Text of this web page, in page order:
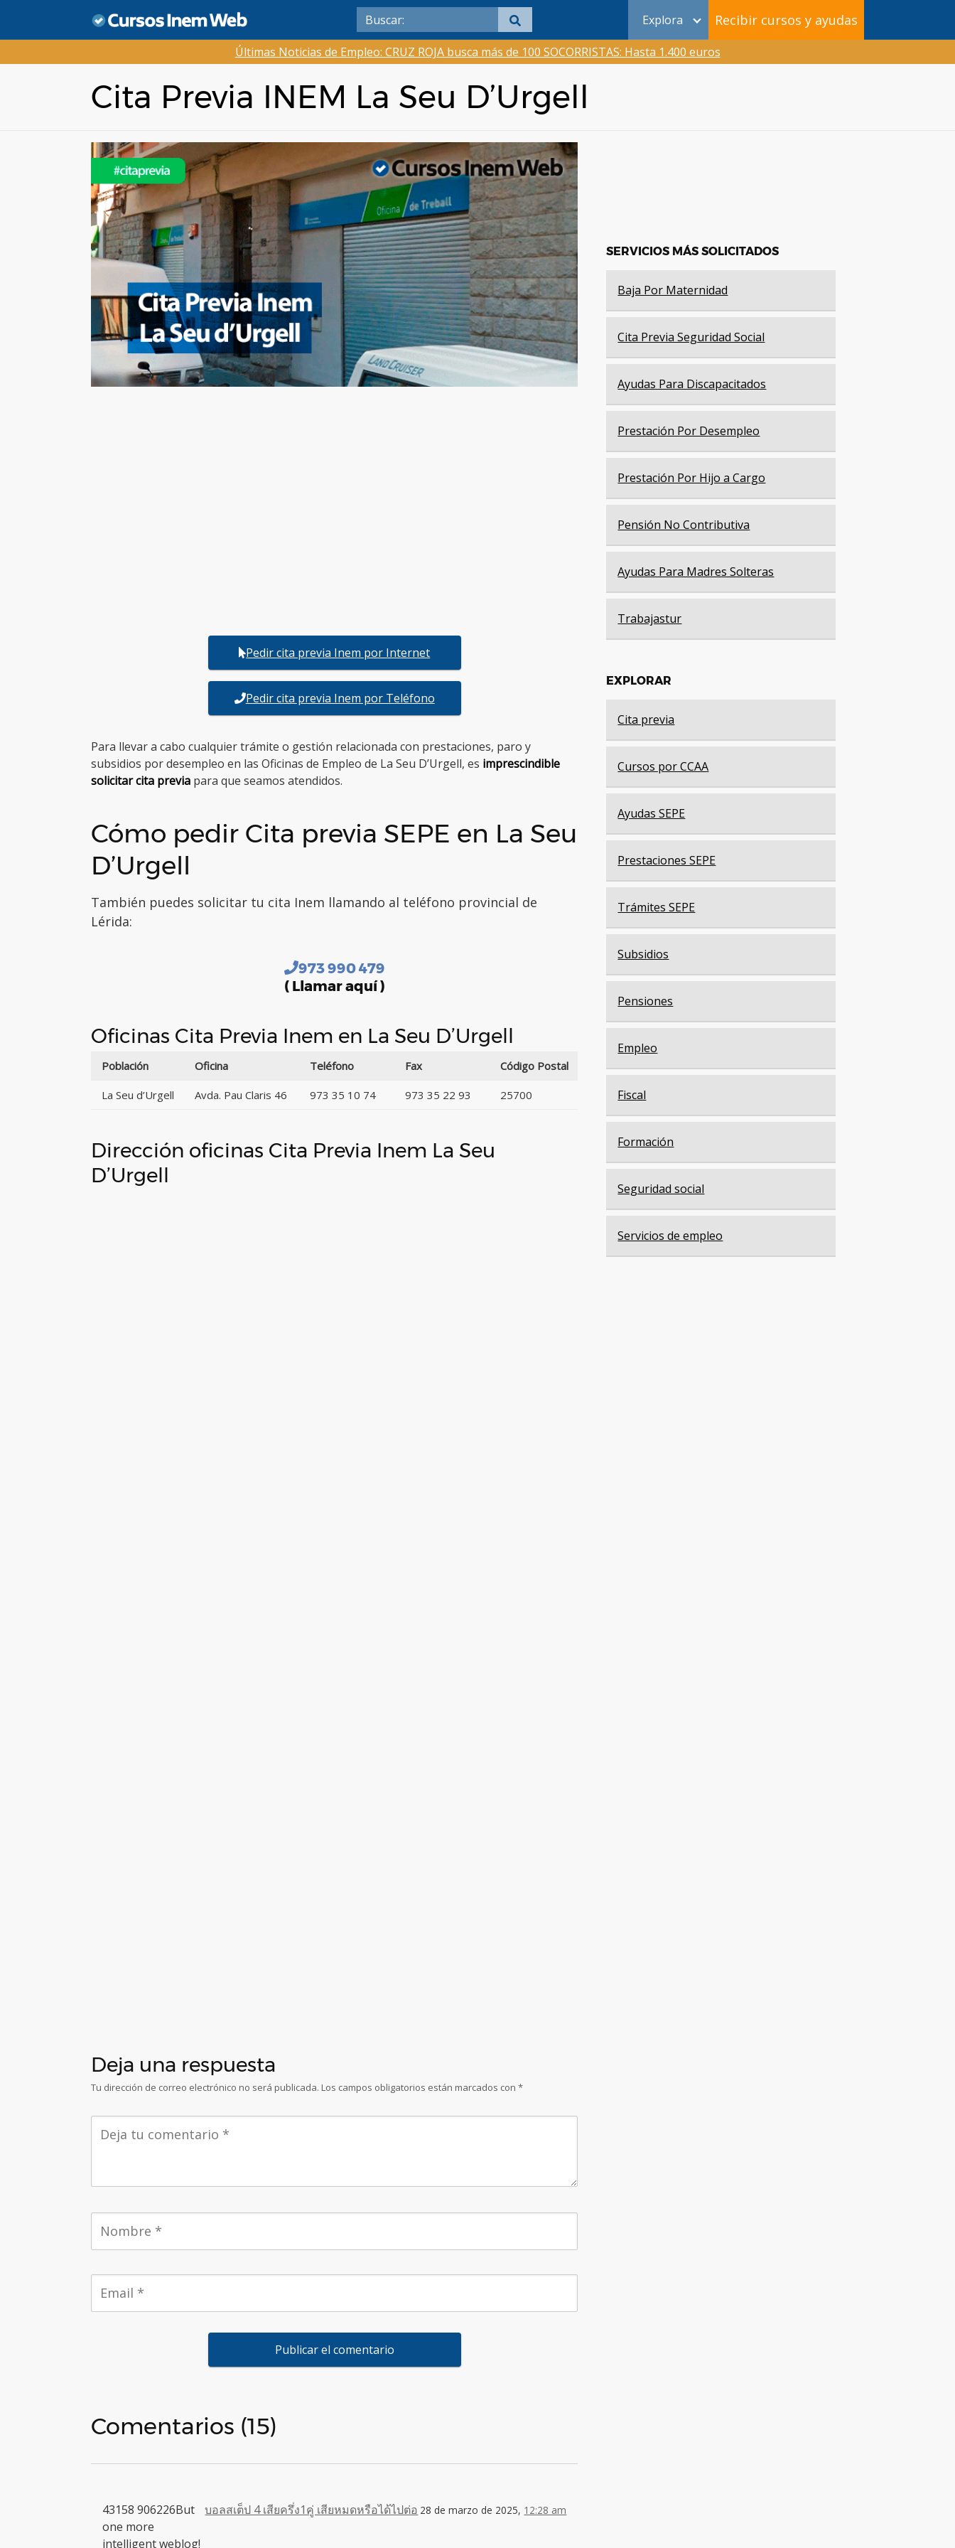
contenido
Explora Recibir cursos y ayudas
Últimas Noticias de Empleo: CRUZ ROJA busca más de 100 SOCORRISTAS: Hasta 1.400 euros
Cita Previa INEM La Seu D’Urgell
Pedir cita previa Inem por Internet
Pedir cita previa Inem por Teléfono
Para llevar a cabo cualquier trámite o gestión relacionada con prestaciones, paro y
subsidios por desempleo en las Oficinas de Empleo de La Seu D’Urgell, es imprescindible
solicitar cita previa para que seamos atendidos.
Cómo pedir Cita previa SEPE en La Seu
D’Urgell
También puedes solicitar tu cita Inem llamando al teléfono provincial de
Lérida:
973 990 479
( Llamar aquí )
Oficinas Cita Previa Inem en La Seu D’Urgell
Población Oficina Teléfono Fax Código Postal
La Seu d’Urgell Avda. Pau Claris 46 973 35 10 74 973 35 22 93 25700
Dirección oficinas Cita Previa Inem La Seu
D’Urgell
Deja una respuesta
Tu dirección de correo electrónico no será publicada. Los campos obligatorios están marcados con *
Comentarios (15)
บอลสเต็ป 4 เสียครึ่ง1คู่ เสียหมดหรือได้ไปต่อ 28 de marzo de 2025, 12:28 am
43158 906226But
one more
intelligent weblog!
SERVICIOS MÁS SOLICITADOS
Baja Por Maternidad
Cita Previa Seguridad Social
Ayudas Para Discapacitados
Prestación Por Desempleo
Prestación Por Hijo a Cargo
Pensión No Contributiva
Ayudas Para Madres Solteras
Trabajastur
EXPLORAR
Cita previa
Cursos por CCAA
Ayudas SEPE
Prestaciones SEPE
Trámites SEPE
Subsidios
Pensiones
Empleo
Fiscal
Formación
Seguridad social
Servicios de empleo